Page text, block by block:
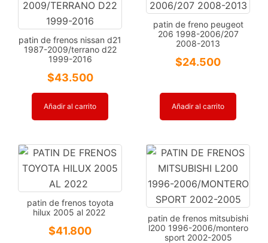
patin de frenos nissan d21
1987-2009/terrano d22
1999-2016
$43.500
Añadir al carrito
patin de freno peugeot
206 1998-2006/207
2008-2013
$24.500
Añadir al carrito
patin de frenos toyota
hilux 2005 al 2022
$41.800
patin de frenos mitsubishi
l200 1996-2006/montero
sport 2002-2005